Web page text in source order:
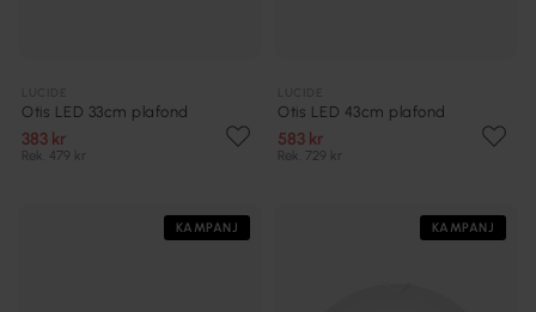
Otis LED 33cm plafond
383 kr
Rek. 479 kr
Otis LED 43cm plafond
583 kr
Rek. 729 kr
KAMPANJ KAMPANJ